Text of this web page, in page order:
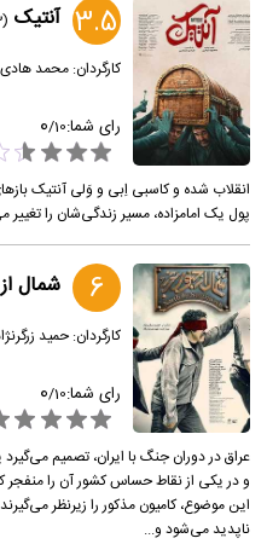
3.5 آنتیک (1403)
کارگردان:محمد هادی
رای شما: 0/10
انقلاب شده و کاسبی اِبی و وَلی آنتیک
پول یک امامزاده، مسیر زندگی‌شان را
6 شمال
کارگردان:حمید
رای شما: 0/10
عراق در دوران جنگ با ایران، تصمیم می‌گیرد
و در یکی از نقاط حساس کشور آن را منفجر
این موضوع، کامیون مذکور را زیرنظر
ناپدید می‌شود و...